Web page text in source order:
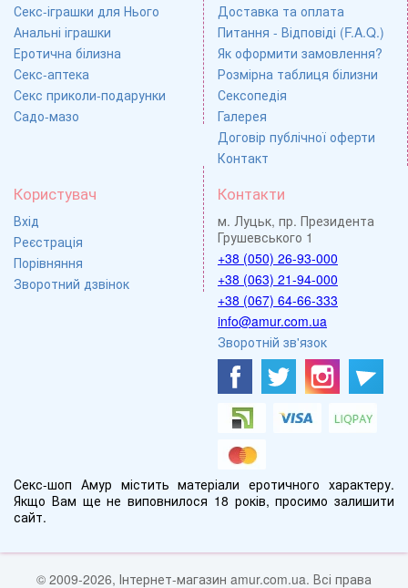
Секс-іграшки для Нього
Анальні іграшки
Еротична білизна
Секс-аптека
Секс приколи-подарунки
Садо-мазо
Доставка та оплата
Питання - Відповіді (F.A.Q.)
Як оформити замовлення?
Розмірна таблиця білизни
Сексопедія
Галерея
Договір публічної оферти
Контакт
Користувач
Вхід
Реєстрація
Порівняння
Зворотний дзвінок
Контакти
м. Луцьк, пр. Президента
Грушевського 1
+38 (050) 26-93-000
+38 (063) 21-94-000
+38 (067) 64-66-333
info@amur.com.ua
Зворотній зв'язок
Секс-шоп Амур містить матеріали еротичного характеру.
Якщо Вам ще не виповнилося 18 років, просимо залишити
сайт.
© 2009-2026, Інтернет-магазин amur.com.ua. Всі права